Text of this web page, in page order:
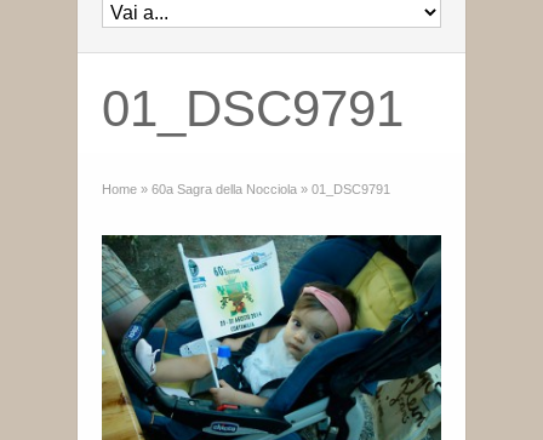
01_DSC9791
Home » 60a Sagra della Nocciola » 01_DSC9791